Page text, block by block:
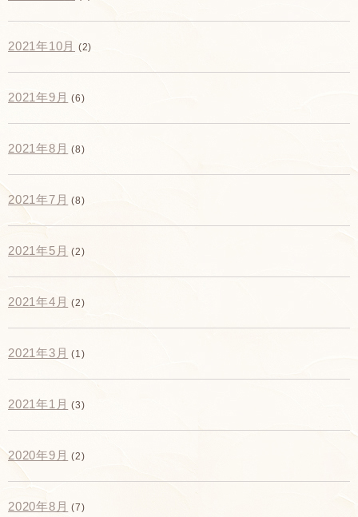
2021年10月 (2)
2021年9月 (6)
2021年8月 (8)
2021年7月 (8)
2021年5月 (2)
2021年4月 (2)
2021年3月 (1)
2021年1月 (3)
2020年9月 (2)
2020年8月 (7)